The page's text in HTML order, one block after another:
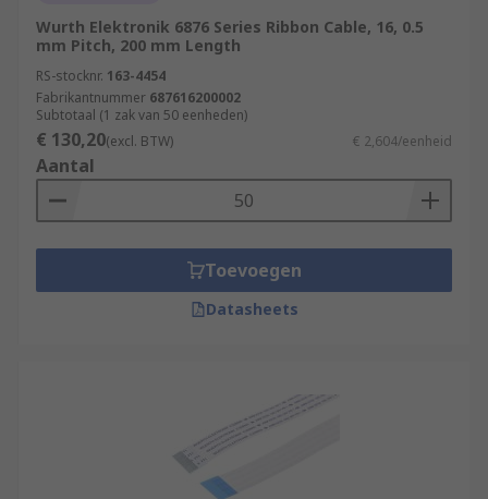
Wurth Elektronik 6876 Series Ribbon Cable, 16, 0.5
mm Pitch, 200 mm Length
RS-stocknr. 163-4454
Fabrikantnummer 687616200002
Subtotaal (1 zak van 50 eenheden)
€ 130,20(excl. BTW) € 2,604/eenheid
Aantal
Toevoegen
Datasheets